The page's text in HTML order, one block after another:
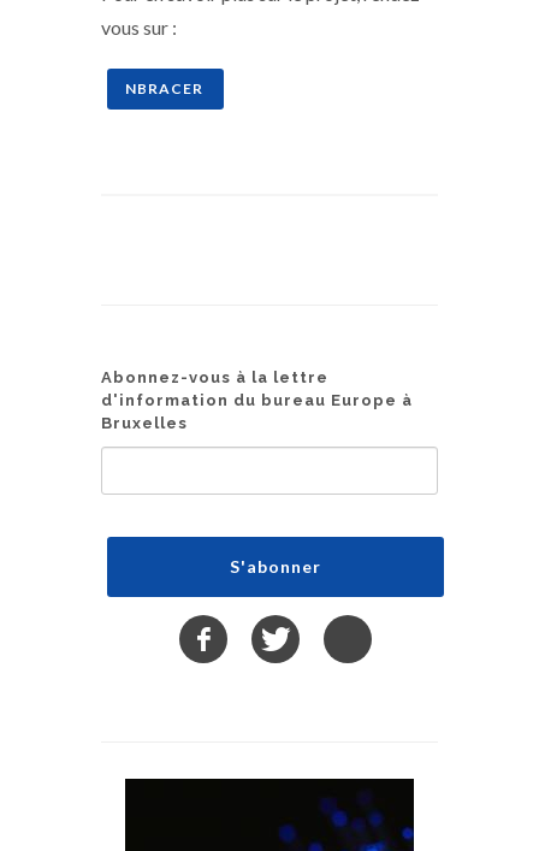
vous sur :
NBRACER
Abonnez-vous à la lettre
d'information du bureau Europe à
Bruxelles